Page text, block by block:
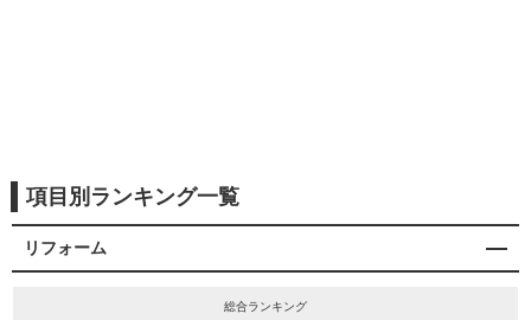
項目別ランキング一覧
リフォーム
総合ランキング